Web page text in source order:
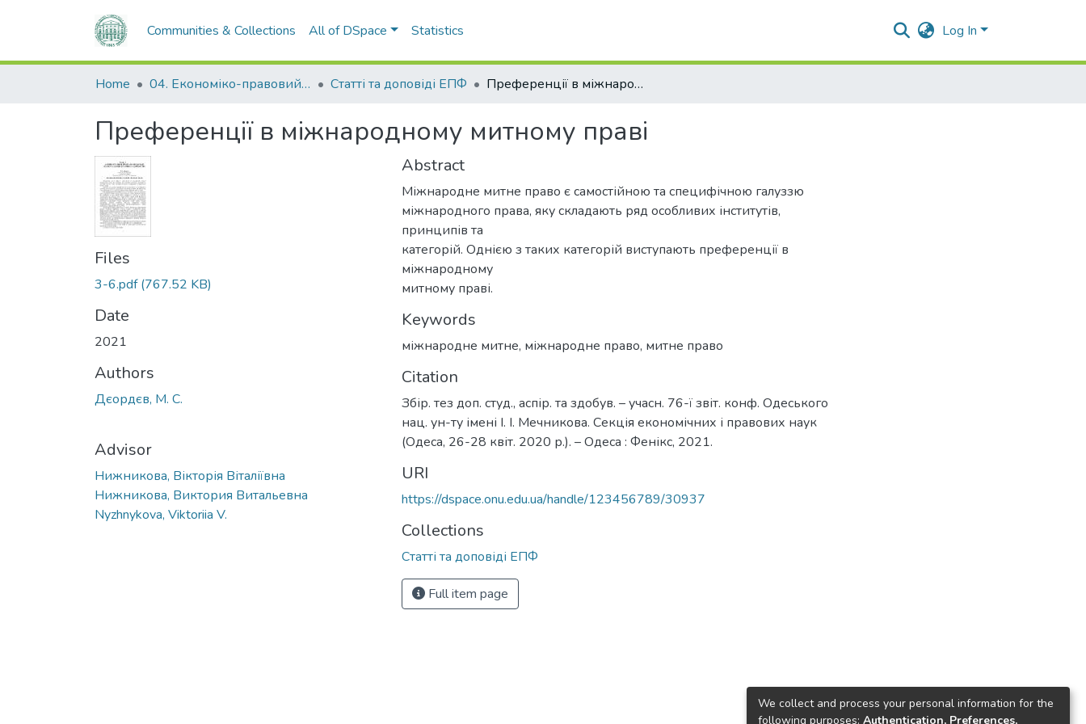
Communities & Collections All of DSpace Statistics Log In
Home 04. Економіко-правовий факультет Статті та доповіді ЕПФ Преференції в міжнародному митному праві
Преференції в міжнародному митному праві
Files
3-6.pdf(767.52 KB)
Date
2021
Authors
Дєордєв, М. С.
Advisor
Нижникова, Вікторія Віталіївна
Нижникова, Виктория Витальевна
Nyzhnykova, Viktoriia V.
Abstract
Міжнародне митне право є самостійною та специфічною галуззю
міжнародного права, яку складають ряд особливих інститутів,
принципів та
категорій. Однією з таких категорій виступають преференції в
міжнародному
митному праві.
Keywords
міжнародне митне, міжнародне право, митне право
Citation
Збір. тез доп. студ., аспір. та здобув. – учасн. 76-ї звіт. конф. Одеського
нац. ун-ту імені І. І. Мечникова. Секція економічних і правових наук
(Одеса, 26-28 квіт. 2020 р.). – Одеса : Фенікс, 2021.
URI
https://dspace.onu.edu.ua/handle/123456789/30937
Collections
Статті та доповіді ЕПФ
Full item page
We collect and process your personal information for the
following purposes: Authentication, Preferences,